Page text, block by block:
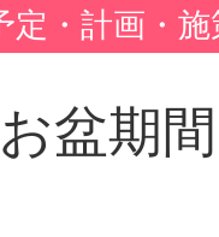
定・計画・
盆期